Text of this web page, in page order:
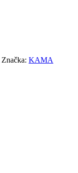
Značka: KAMA